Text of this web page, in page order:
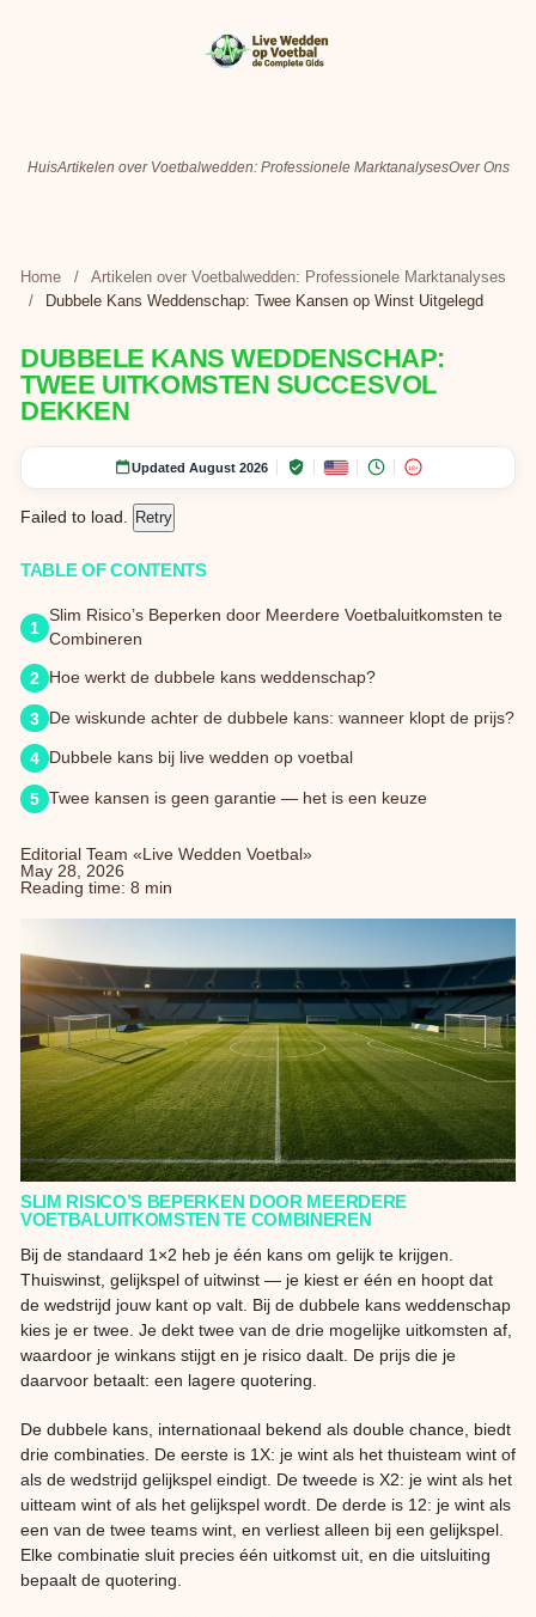
HuisArtikelen over Voetbalwedden: Professionele MarktanalysesOver Ons
Home /
Artikelen over Voetbalwedden: Professionele Marktanalyses
/
Dubbele Kans Weddenschap: Twee Kansen op Winst Uitgelegd
DUBBELE KANS WEDDENSCHAP:
TWEE UITKOMSTEN SUCCESVOL
DEKKEN
Updated August 2026 18+
Failed to load. Retry
TABLE OF CONTENTS
Slim Risico’s Beperken door Meerdere Voetbaluitkomsten te
Combineren
Hoe werkt de dubbele kans weddenschap?
De wiskunde achter de dubbele kans: wanneer klopt de prijs?
Dubbele kans bij live wedden op voetbal
Twee kansen is geen garantie — het is een keuze
Editorial Team «Live Wedden Voetbal»
May 28, 2026
Reading time: 8 min
SLIM RISICO’S BEPERKEN DOOR MEERDERE
VOETBALUITKOMSTEN TE COMBINEREN
Bij de standaard 1×2 heb je één kans om gelijk te krijgen.
Thuiswinst, gelijkspel of uitwinst — je kiest er één en hoopt dat
de wedstrijd jouw kant op valt. Bij de dubbele kans weddenschap
kies je er twee. Je dekt twee van de drie mogelijke uitkomsten af,
waardoor je winkans stijgt en je risico daalt. De prijs die je
daarvoor betaalt: een lagere quotering.
De dubbele kans, internationaal bekend als double chance, biedt
drie combinaties. De eerste is 1X: je wint als het thuisteam wint of
als de wedstrijd gelijkspel eindigt. De tweede is X2: je wint als het
uitteam wint of als het gelijkspel wordt. De derde is 12: je wint als
een van de twee teams wint, en verliest alleen bij een gelijkspel.
Elke combinatie sluit precies één uitkomst uit, en die uitsluiting
bepaalt de quotering.